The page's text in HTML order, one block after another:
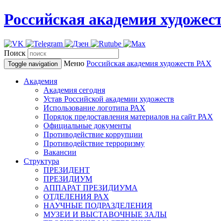
Российская академия
Поиск
Toggle navigation Меню Российская академия художеств РАХ
Академия
Академия сегодня
Устав Российской академии художеств
Использование логотипа РАХ
Порядок предоставления материалов на сайт РАХ
Официальные документы
Противодействие коррупции
Противодействие терроризму
Вакансии
Структура
ПРЕЗИДЕНТ
ПРЕЗИДИУМ
АППАРАТ ПРЕЗИДИУМА
ОТДЕЛЕНИЯ РАХ
НАУЧНЫЕ ПОДРАЗДЕЛЕНИЯ
МУЗЕИ И ВЫСТАВОЧНЫЕ ЗАЛЫ